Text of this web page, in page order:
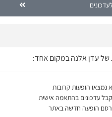
של עדן אלנה במקום אחד:
נמצאו הופעות קרובות
עדכונים בהתאמה אישית
הופעה חדשה באתר